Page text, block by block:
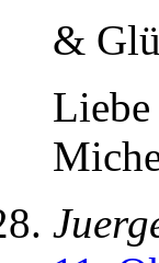
&
Liebe